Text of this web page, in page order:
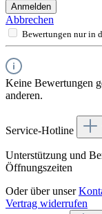
Anmelden
Abbrechen
Bewertungen nur in
Keine Bewertungen
anderen.
Service-Hotline
Unterstützung und
Öffnungszeiten
Oder über unser
Vertrag widerrufen